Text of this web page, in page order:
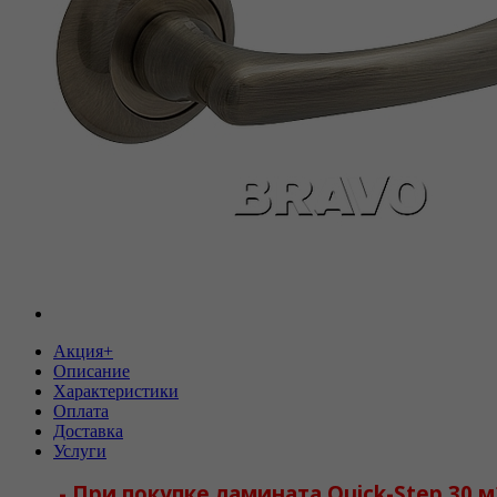
Акция+
Описание
Характеристики
Оплата
Доставка
Услуги